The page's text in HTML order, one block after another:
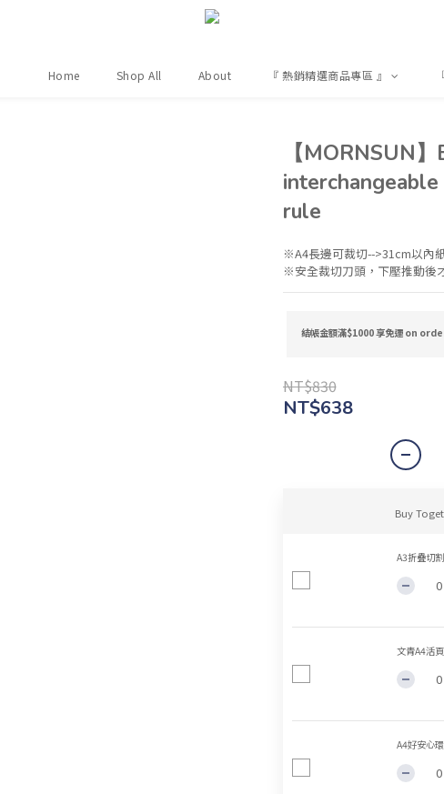
Home Shop All About 『 熱銷精選商品專區 』
【MORNSUN
rule
※A4長邊可裁切-->31cm以內
※安全裁切刀頭，下壓推動後
結帳金額滿$1000 享免運 on
NT$830
NT$638
Buy
A3折疊切
文青A4活
A4好安心